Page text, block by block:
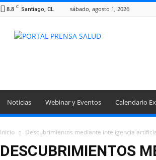
8.8 C Santiago, CL sábado, agosto 1, 2026
Portal
Noticias Webinar y Eventos Calendario
Inicio Descubrimientos mediante inteligencia
DESCUBRIMIENTOS